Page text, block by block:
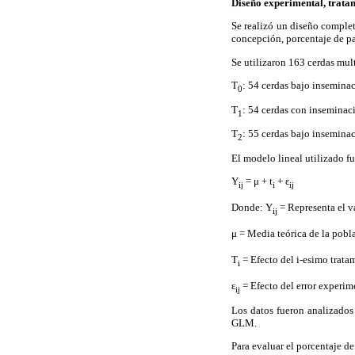
Diseño experimental,
Se realizó un diseño
concepción, porcentaje de
Se utilizaron 163 cerdas
T0: 54 cerdas bajo
T1 : 54 cerdas con
T2: 55 cerdas bajo
El modelo lineal utilizado
Yij = μ + ti + εij
Donde: Yij = Representa el
μ = Media teórica de la
Ti = Efecto del i-esimo
εij = Efecto del error
Los datos fueron
GLM.
Para evaluar el porcentaje